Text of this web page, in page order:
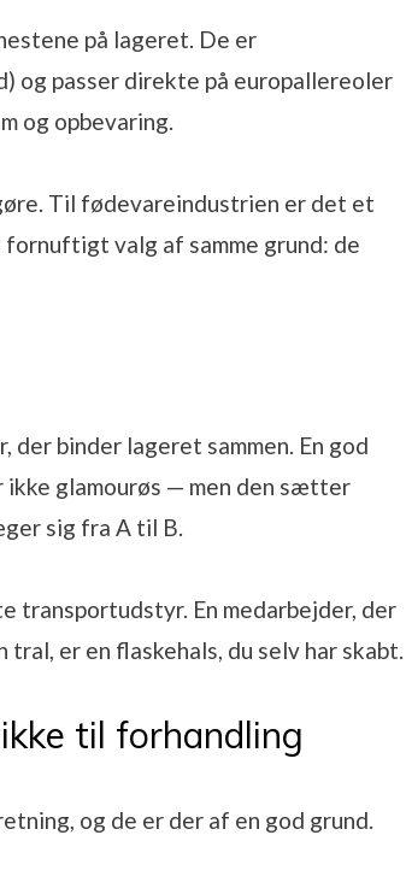
på lageret. De er
og passer direkte på europallereoler
og opbevaring.
Til fødevareindustrien er det et
valg af samme grund: de
binder lageret sammen. En god
glamourøs — men den sætter
sig fra A til B.
En medarbejder, der
er en flaskehals, du selv har skabt.
til forhandling
og de er der af en god grund.